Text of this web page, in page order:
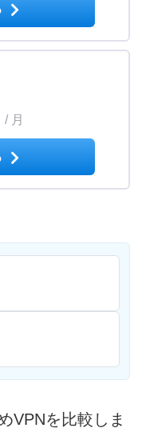
/ 月
VPNを比較しま